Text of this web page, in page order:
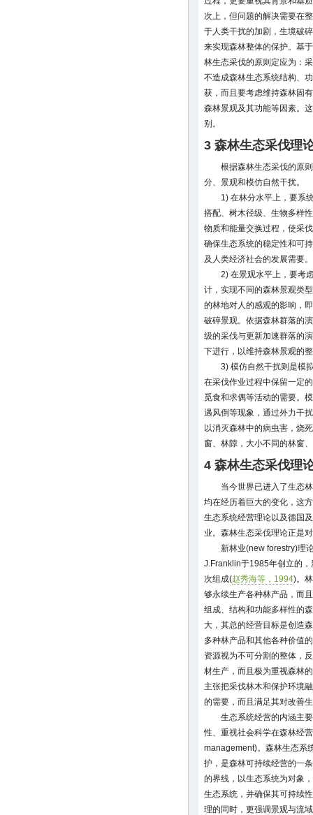
次上，但问题的解决需要在
于人类干扰的加剧，生境破
来实现森林整体的保护。基
林生态采伐的原则定应为：
不造成森林生态系统结构、
获，而且要考虑维持森林固
森林景观及其功能等因素。
别。
3 森林生态采伐理
根据森林生态采伐的原
分、景观和模仿自然干扰。
1) 在林分水平上，要系
搭配、树木径级、生物多样
物质和能量交换过程，使采
确保生态系统的稳定性和可
及人类经济社会的发展需要。
2) 在景观水平上，要考
计，实现不同的森林景观类
的林地对人的感观的影响，
破碎景观。依据森林群落的
级的采伐与更新加速群落的
下进行，以维持森林景观的
3) 模仿自然干扰则是模
在采伐作业过程中保留一定
觅食和求偶等活动的需要。
遇风倒等现象，通过外力干
以消灭森林中的病虫害，烧
窗、林隙，大小不同的林窗
4 森林生态采伐理
当今世界已进入了生态
均在经历着巨大的变化，这
生态系统经营理论以及德国
业。森林生态采伐理论正是
新林业(new forestry)理
J.Franklin于1985年创立的
次组成(赵秀海等，1994)。
够永续生产各种林产品，而
组成、结构和功能多样性的
大，其总的经营目标是创造
多种林产品和其他各种价值
资源视为不可分割的整体，
材生产，而且极为重视森林
主张把采伐林木和保护环境
的需要，而且满足其对改善
生态系统经营的内涵主
性、重视社会科学在森林经
management)。森林生态系
护，是森林可持续经营的一
的界线，以生态系统为对象
生态系统，并确保其可持续
理的同时，更强调景观与流